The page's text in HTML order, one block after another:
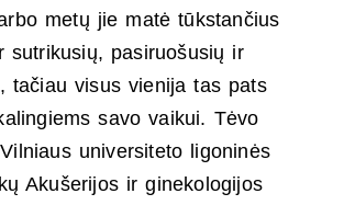
metų jie matė tūkstančius
sutrikusių, pasiruošusių ir
tačiau visus vienija tas pats
savo vaikui. Tėvo
universiteto ligoninės
Akušerijos ir ginekologijos